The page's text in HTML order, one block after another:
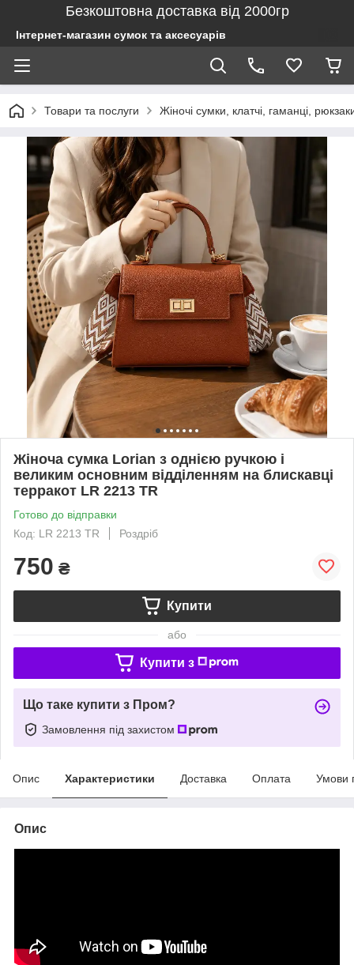
Безкоштовна доставка від 2000гр
Інтернет-магазин сумок та аксесуарів
Товари та послуги Жіночі сумки, клатчі, гаманці,
Жіноча сумка Lorian з однією ручкою і
великим основним відділенням на блискавці
терракот LR 2213 TR
Готово до відправки
Код: LR 2213 TR
Роздріб
750 ₴
Купити
або
Купити з
Що таке купити з Пром?
Замовлення під захистом
Опис Характеристики Доставка Оплата Умови
Опис